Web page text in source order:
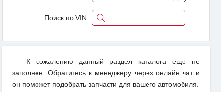
Поиск по VIN
К сожалению данный раздел каталога еще не
заполнен. Обратитесь к менеджеру через онлайн чат и
он поможет подобрать запчасти для вашего автомобиля.